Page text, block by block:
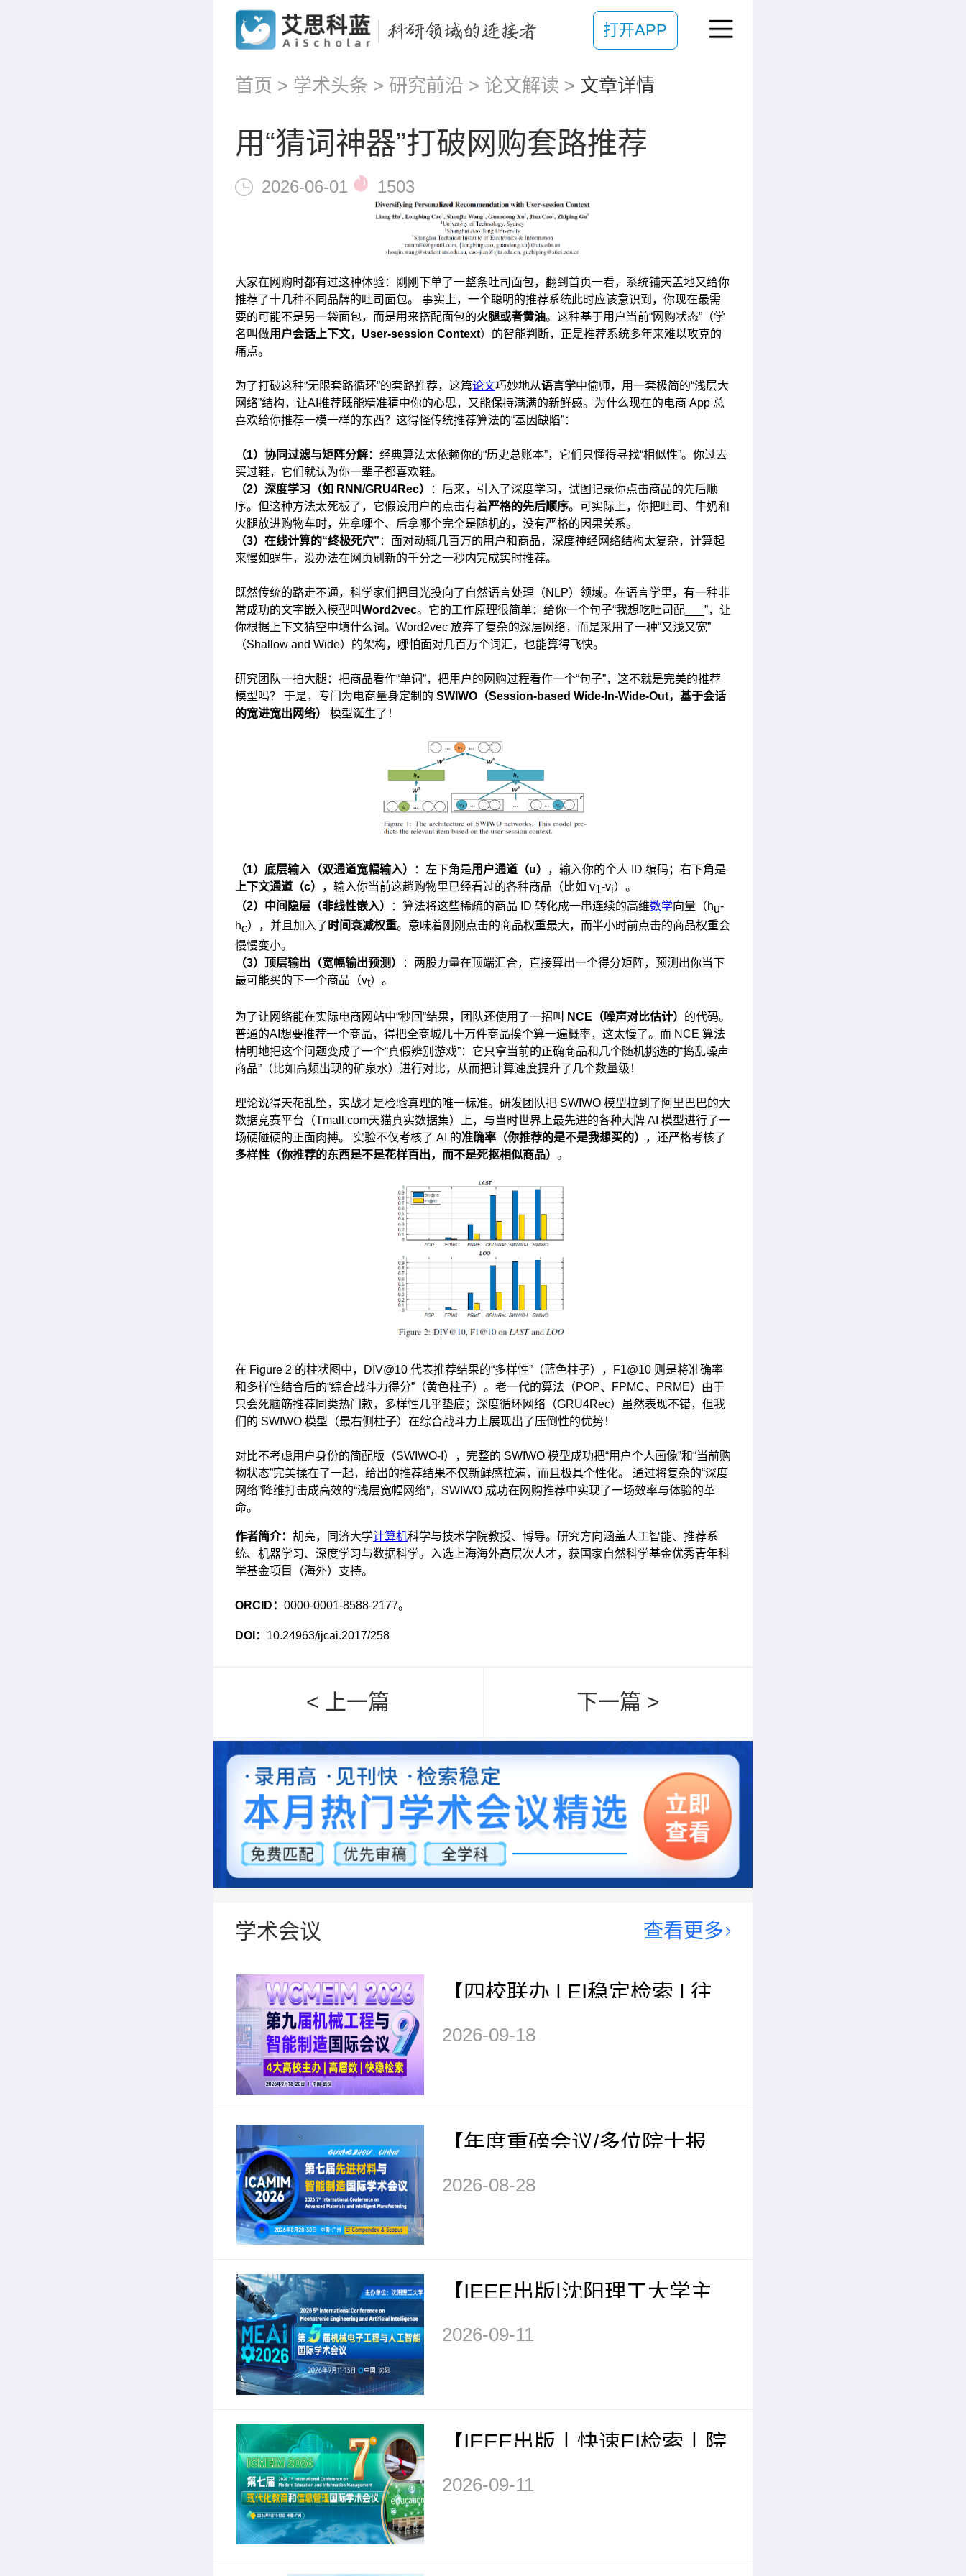
打开APP
首页 > 学术头条 > 研究前沿 > 论文解读 > 文章详情
用“猜词神器”打破网购套路推荐
2026-06-01 1503
大家在网购时都有过这种体验：刚刚下单了一整条吐司面包，翻到首页一看，系统铺天盖地又给你
推荐了十几种不同品牌的吐司面包。 事实上，一个聪明的推荐系统此时应该意识到，你现在最需
要的可能不是另一袋面包，而是用来搭配面包的火腿或者黄油。这种基于用户当前“网购状态”（学
名叫做用户会话上下文， User-session Context）的智能判断，正是推荐系统多年来难以攻克的
痛点。
为了打破这种“无限套路循环”的套路推荐，这篇论文巧妙地从语言学中偷师，用一套极简的“浅层大
网络”结构，让AI推荐既能精准猜中你的心思，又能保持满满的新鲜感。为什么现在的电商 App 总
喜欢给你推荐一模一样的东西？这得怪传统推荐算法的“基因缺陷”：
（1）协同过滤与矩阵分解：经典算法太依赖你的“历史总账本”，它们只懂得寻找“相似性”。你过去
买过鞋，它们就认为你一辈子都喜欢鞋。
（2）深度学习（如 RNN/GRU4Rec）
：后来，引入了深度学习，试图记录你点击商品的先后顺
序。但这种方法太死板了，它假设用户的点击有着严格的先后顺序。可实际上，你把吐司、牛奶和
火腿放进购物车时，先拿哪个、后拿哪个完全是随机的，没有严格的因果关系。
（3）在线计算的“终极死穴” ：面对动辄几百万的用户和商品，深度神经网络结构太复杂，计算起
来慢如蜗牛，没办法在网页刷新的千分之一秒内完成实时推荐。
既然传统的路走不通，科学家们把目光投向了自然语言处理（NLP）领域。在语言学里，有一种非
常成功的文字嵌入模型叫Word2vec。它的工作原理很简单：给你一个句子“我想吃吐司配___”，让
你根据上下文猜空中填什么词。Word2vec 放弃了复杂的深层网络，而是采用了一种“又浅又宽”
（Shallow and Wide）的架构，哪怕面对几百万个词汇，也能算得飞快。
研究团队一拍大腿：把商品看作“单词”，把用户的网购过程看作一个“句子”，这不就是完美的推荐
模型吗？ 于是，专门为电商量身定制的 SWIWO （Session-based Wide-In-Wide-Out，基于会话
的宽进宽出网络）
模型诞生了！
（1）底层输入（双通道宽幅输入） ：左下角是用户通道（u）
，输入你的个人 ID 编码；右下角是
上下文通道（c） ，输入你当前这趟购物里已经看过的各种商品（比如 v1-vi）。
（2）中间隐层（非线性嵌入） ：算法将这些稀疏的商品 ID 转化成一串连续的高维数学向量（hu-
hc），并且加入了 时间衰减权重。意味着刚刚点击的商品权重最大，而半小时前点击的商品权重会
慢慢变小。
（3）顶层输出（宽幅输出预测）
：两股力量在顶端汇合，直接算出一个得分矩阵，预测出你当下
最可能买的下一个商品（vt）。
为了让网络能在实际电商网站中“秒回”结果，团队还使用了一招叫 NCE （噪声对比估计） 的代码。
普通的AI想要推荐一个商品，得把全商城几十万件商品挨个算一遍概率，这太慢了。而 NCE 算法
精明地把这个问题变成了一个“真假辨别游戏”：它只拿当前的正确商品和几个随机挑选的“捣乱噪声
商品”（比如高频出现的矿泉水）进行对比，从而把计算速度提升了几个数量级！
理论说得天花乱坠，实战才是检验真理的唯一标准。研发团队把 SWIWO 模型拉到了阿里巴巴的大
数据竞赛平台（Tmall.com天猫真实数据集）上，与当时世界上最先进的各种大牌 AI 模型进行了一
场硬碰硬的正面肉搏。 实验不仅考核了 AI 的准确率（你推荐的是不是我想买的）
，还严格考核了
多样性（你推荐的东西是不是花样百出，而不是死抠相似商品） 。
在 Figure 2 的柱状图中，DIV@10 代表推荐结果的“多样性”（蓝色柱子），F1@10 则是将准确率
和多样性结合后的“综合战斗力得分”（黄色柱子）。老一代的算法（POP、FPMC、PRME）由于
只会死脑筋推荐同类热门款，多样性几乎垫底；深度循环网络（GRU4Rec）虽然表现不错，但我
们的 SWIWO 模型（最右侧柱子）在综合战斗力上展现出了压倒性的优势！
对比不考虑用户身份的简配版（SWIWO-I），完整的 SWIWO 模型成功把“用户个人画像”和“当前购
物状态”完美揉在了一起，给出的推荐结果不仅新鲜感拉满，而且极具个性化。 通过将复杂的“深度
网络”降维打击成高效的“浅层宽幅网络”，SWIWO 成功在网购推荐中实现了一场效率与体验的革
命。
作者简介： 胡亮，同济大学计算机科学与技术学院教授、博导。研究方向涵盖人工智能、推荐系
统、机器学习、深度学习与数据科学。入选上海海外高层次人才，获国家自然科学基金优秀青年科
学基金项目（海外）支持。
ORCID： 0000-0001-8588-2177。
DOI ： 10.24963/ijcai.2017/258
< 上一篇 下一篇 >
学术会议 查看更多
【四校联办 | EI稳定检索 | 往
届均已检索】第九届机械工程
2026-09-18
【年度重磅会议/多位院士报
告/EI快检索】第七届先进材料
2026-08-28
【IEEE出版|沈阳理工大学主
办】第五届机械电子工程与人
2026-09-11
【IEEE出版丨快速EI检索丨院
士、会士加盟】第七届现代化
2026-09-11